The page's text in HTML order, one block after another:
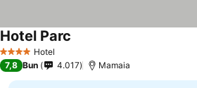
4 Stele Hotel
Hotel Parc
7,8 Bun 4.017 Mamaia